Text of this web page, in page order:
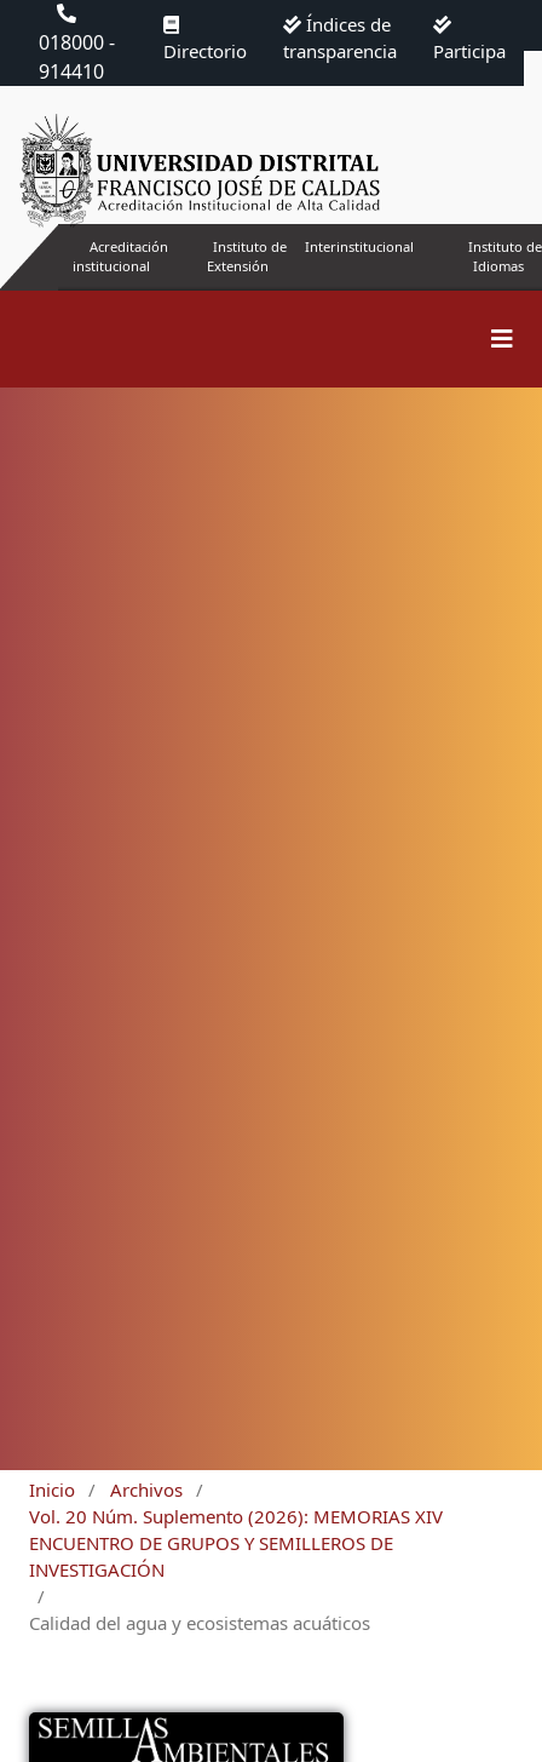
018000 -
914410
Directorio
Índices de
transparencia
Participa
Acreditación
institucional
Instituto de
Extensión
Interinstitucional
Instituto de
Idiomas
Inicio / Archivos /
Vol. 20 Núm. Suplemento (2026): MEMORIAS XIV
ENCUENTRO DE GRUPOS Y SEMILLEROS DE
INVESTIGACIÓN
/
Calidad del agua y ecosistemas acuáticos